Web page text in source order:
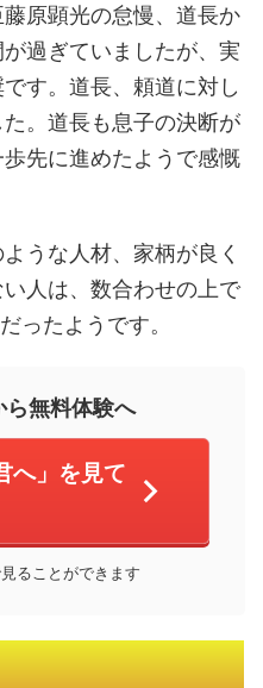
原顕光の怠慢、道長か
過ぎていましたが、実
す。道長、頼道に対し
。道長も息子の決断が
先に進めたようで感慨
うな人材、家柄が良く
人は、数合わせの上で
ったようです。
ら無料体験へ
へ」を見て
ることができます